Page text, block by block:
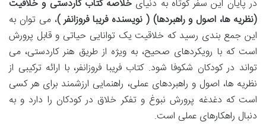
در پایان این سفر کوتاه به دنیای خلاصه کتاب کاردستی و خلاقیت
(نظریه ها، اصول و راهبردها) ( نویسنده فریبا فروزانفر )، می توان به
این جمع بندی رسید که خلاقیت یک توانایی حیاتی و قابل پرورش
است که با رویکردهای صحیح، به ویژه از طریق هنر کاردستی، می
تواند در کودکان شکوفا شود. کتاب فریبا فروزانفر، با ارائه ترکیبی از
نظریه ها، اصول و راهبردهای عملی، راهنمایی ارزشمند برای هر کسی
است که دغدغه پرورش نبوغ و تفکر خلاق در کودکان را دارد و به
دنبال راهکارهای عملی است.